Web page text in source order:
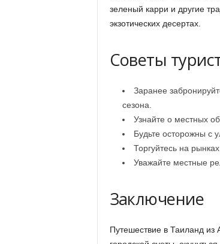
зеленый карри и другие
экзотических десертах.
Советы
Заранее
сезона.
Узнайте о местных
Будьте осторожны с
Торгуйтесь на
Уважайте местные
Заключение
Путешествие в Таиланд из